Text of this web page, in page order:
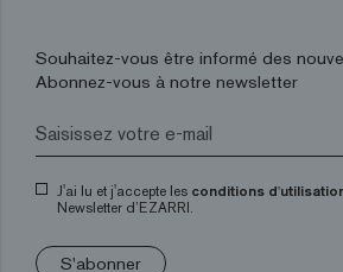
Souhaitez-vous être informé des
Abonnez-vous à notre newsletter
J'ai lu et j'accepte les conditions
Newsletter d’EZARRI.
S'abonner